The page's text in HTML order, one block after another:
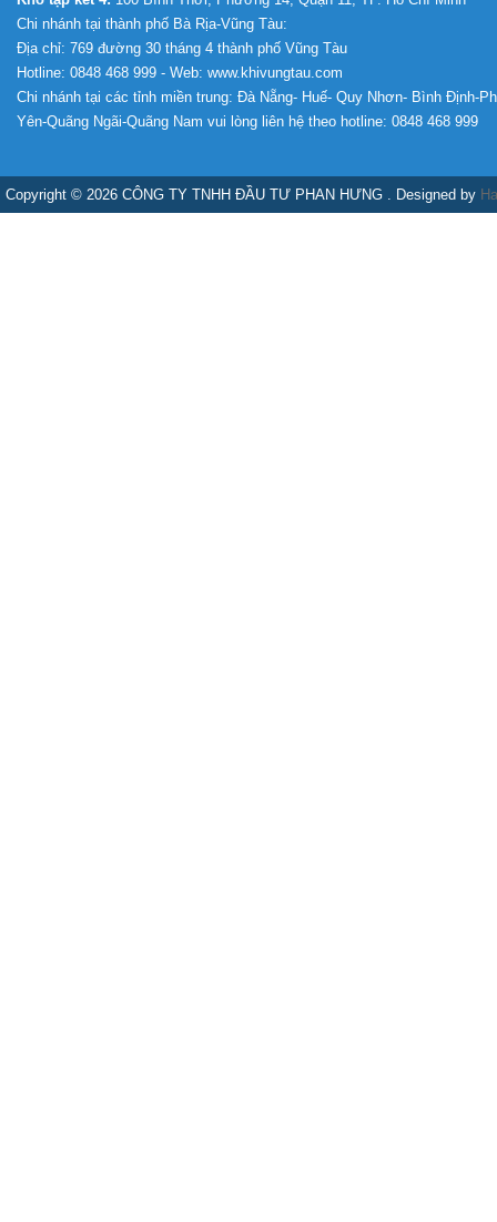
Chi nhánh tại thành phố Bà Rịa-Vũng Tàu:
Địa chỉ: 769 đường 30 tháng 4 thành phố Vũng Tàu
Hotline: 0848 468 999 - Web: www.khivungtau.com
Chi nhánh tại các tỉnh miền trung: Đà Nẵng- Huế- Quy Nhơn- Bình Định-
Yên-Quãng Ngãi-Quãng Nam vui lòng liên hệ theo hotline: 0848 468 999
Copyright © 2026 CÔNG TY TNHH ĐẦU TƯ PHAN HƯNG . Designed by